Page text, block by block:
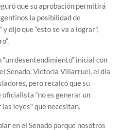
que su aprobación permitirá
la posibilidad de
dijo que “esto se va a lograr",
“un desentendimiento” inicial con
Senado, Victoria Villarruel, el día
pero recalcó que su
“no es generar un
leyes" que necesitan.
en el Senado porque nosotros